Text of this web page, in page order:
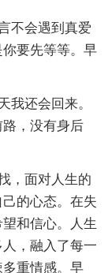
不会遇到真爱
要先等等。早
我还会回来。
，没有身后
，面对人生的
的心态。在失
和信心。人生
，融入了每一
重情感。早